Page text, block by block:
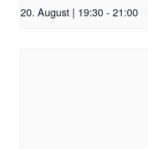
20. August | 19:30- 21:00